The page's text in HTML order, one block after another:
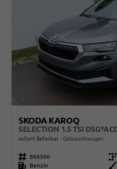
SKODA KAROQ
sofort lieferbar Gebrauchtwagen
Fahrzeugnr. 866500 Getriebe
Kraftstoff
Benzin Außenfarbe